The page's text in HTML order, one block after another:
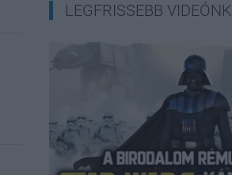
LEGFRISSEBB VIDEÓNK